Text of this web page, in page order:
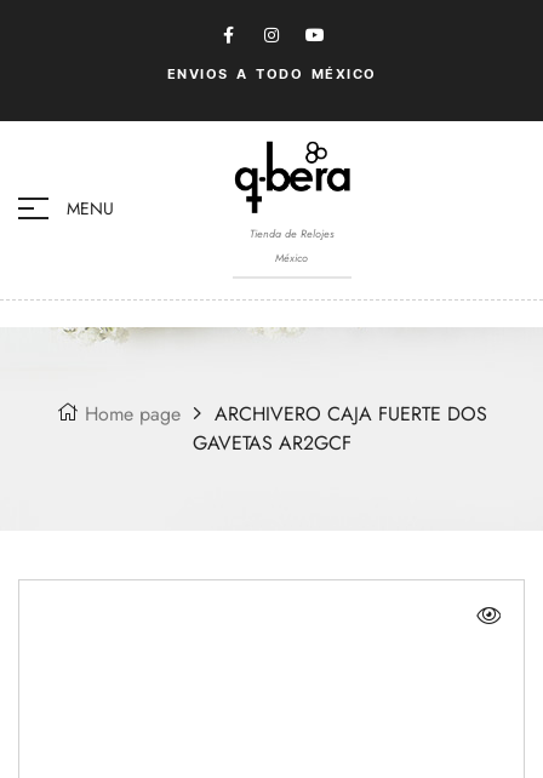
ENVIOS A TODO MÉXICO
MENU
Tienda de Relojes
México
Home page
ARCHIVERO CAJA FUERTE DOS
GAVETAS AR2GCF